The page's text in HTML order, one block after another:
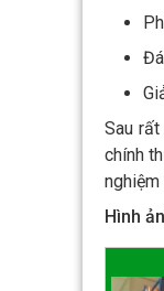
Sau
chính
Hình